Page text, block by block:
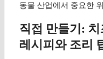
동물 산업에서 중요한
직접 만들기:
레시피와 조리